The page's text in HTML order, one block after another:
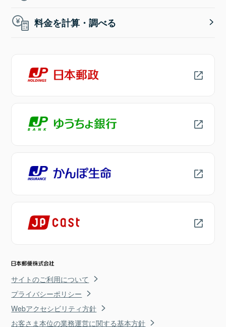
料金を計算・調べる
サイトのご利用について
プライバシーポリシー
Webアクセシビリティ方針
お客さま本位の業務運営に関する基本方針